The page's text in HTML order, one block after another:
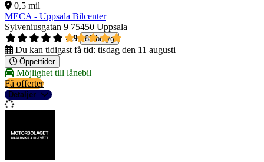
0,5 mil
MECA - Uppsala Bilcenter
Sylveniusgatan 9 75450 Uppsala
4,9
83 betyg
Du kan tidigast få tid: tisdag den 11 augusti
Öppettider
Möjlighet till lånebil
Få offerter
Detaljer